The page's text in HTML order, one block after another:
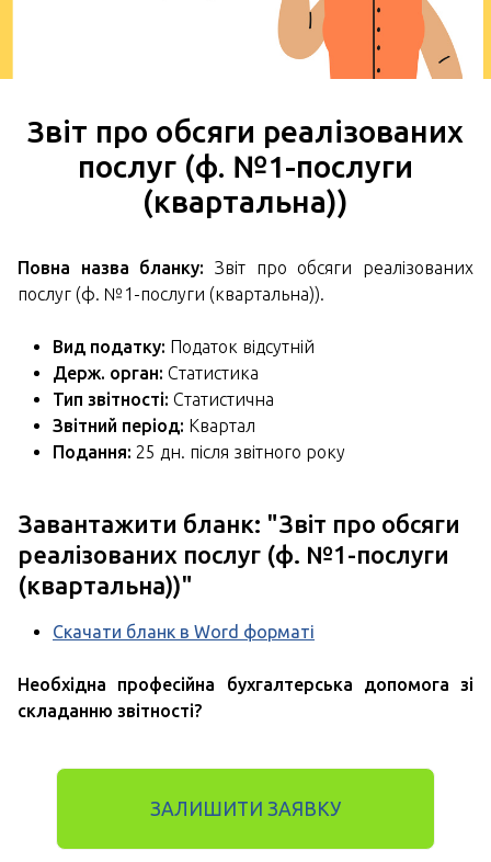
Звіт про обсяги реалізованих
послуг (ф. №1-послуги
(квартальна))
Повна назва бланку: Звіт про обсяги реалізованих
послуг (ф. №1-послуги (квартальна)).
Вид податку: Податок відсутній
Держ. орган: Статистика
Тип звітності: Статистична
Звітний період: Квартал
Подання: 25 дн. після звітного року
Завантажити бланк: "Звіт про обсяги
реалізованих послуг (ф. №1-послуги
(квартальна))"
Скачати бланк в Word форматі
Необхідна професійна бухгалтерська допомога зі
складанню звітності?
ЗАЛИШИТИ ЗАЯВКУ